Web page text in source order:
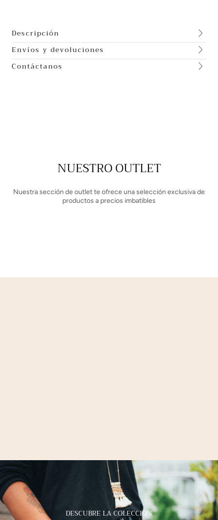
Descripción
Envíos y devoluciones
Contáctanos
NUESTRO OUTLET
Nuestra sección de outlet te ofrece una selección exclusiva de
productos a precios imbatibles
DESCUBRE LA COLECCIÓN